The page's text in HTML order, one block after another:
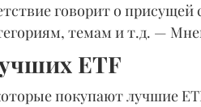
говорит о
темам и т.д. —
ETF
покупают лучшие